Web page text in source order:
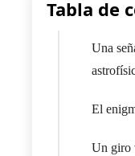
Tabla de
Una
El
Un giro